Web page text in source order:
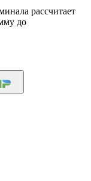
рассчитает
до